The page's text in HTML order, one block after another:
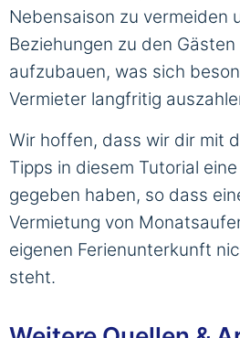
Nebensaison zu vermeiden
Beziehungen zu den
aufzubauen, was sich
Vermieter langfritig
Wir hoffen, dass wir dir mit
Tipps in diesem Tutorial
gegeben haben, so dass
Vermietung von
eigenen Ferienunterkunft
steht.